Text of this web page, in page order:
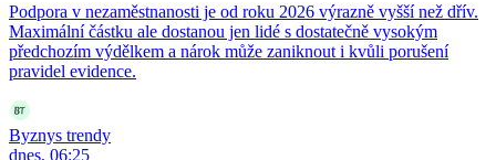
Podpora v nezaměstnanosti je od roku 2026 výrazně vyšší než dřív.
Maximální částku ale dostanou jen lidé s dostatečně vysokým
předchozím výdělkem a nárok může zaniknout i kvůli porušení
pravidel evidence.
Byznys trendy
dnes, 06:25